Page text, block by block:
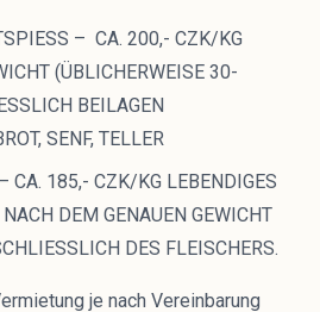
– CA. 200,- CZK/KG
(ÜBLICHERWEISE 30-
BEILAGEN
SENF, TELLER
CA. 185,- CZK/KG LEBENDIGES
DEM GENAUEN GEWICHT
DES FLEISCHERS.
je nach Vereinbarung